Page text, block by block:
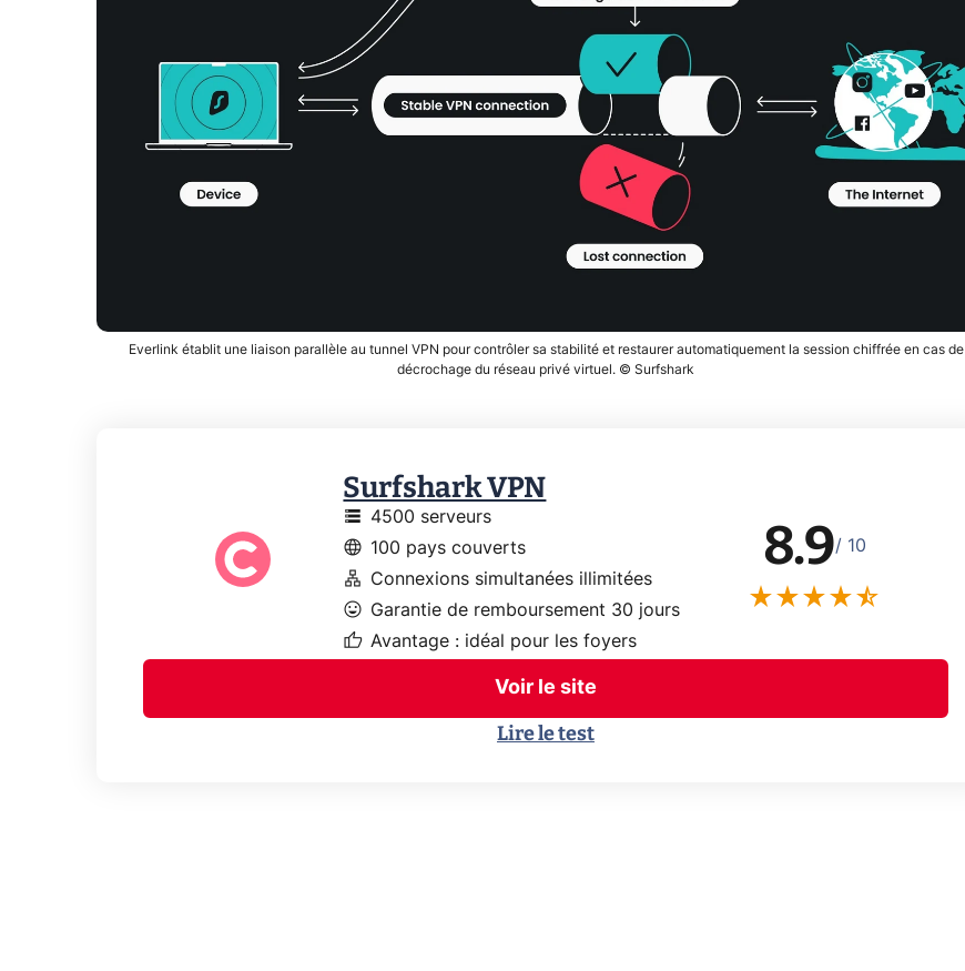
Everlink établit une liaison parallèle au tunnel VPN pour contrôler sa stabilité et restaurer automatiquement la session chiffrée en cas de
décrochage du réseau privé virtuel. © Surfshark
Surfshark VPN
storage 4500 serveurs
language 100 pays couverts
lan Connexions simultanées illimitées
mood Garantie de remboursement 30 jours
thumb_up Avantage : idéal pour les foyers
8.9/ 10
Voir le site
Lire le test